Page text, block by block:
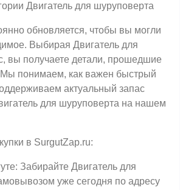
Двигатель для шуруповерта
обновляется, чтобы вы могли
Выбирая Двигатель для
вы получаете детали, прошедшие
Мы понимаем, как важен быстрый
актуальный запас
для шуруповерта на нашем
в SurgutZap.ru:
Забирайте Двигатель для
уже сегодня по адресу